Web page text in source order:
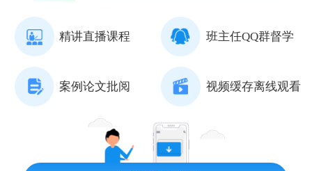
精讲直播课程 班主任QQ群督学
案例论文批阅 视频缓存离线观看